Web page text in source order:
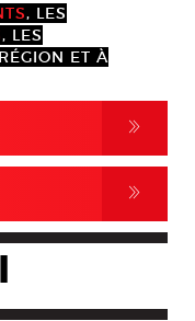
, LES
, LES
ET À
,
,